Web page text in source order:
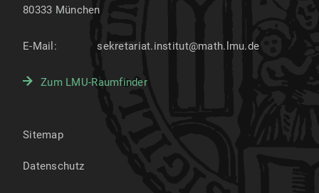
80333 München
E-Mail: sekretariat.institut@math.lmu.de
Zum LMU-Raumfinder
Sitemap
Datenschutz